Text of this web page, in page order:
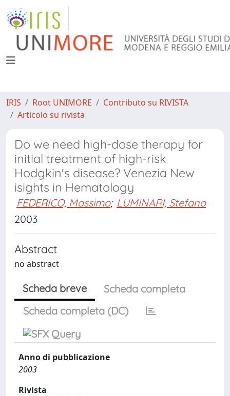
IRIS Root UNIMORE
Contributo su RIVISTA
Articolo su rivista
Do we need high-dose therapy for
initial treatment of high-risk
Hodgkin's disease? Venezia New
isights in Hematology
FEDERICO, Massimo; LUMINARI, Stefano
2003
Abstract
no abstract
Scheda breve
Scheda completa
Scheda completa (DC)
Anno di pubblicazione
2003
Rivista